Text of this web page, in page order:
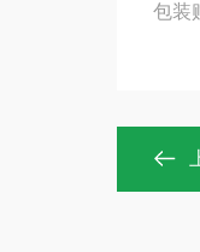
包装